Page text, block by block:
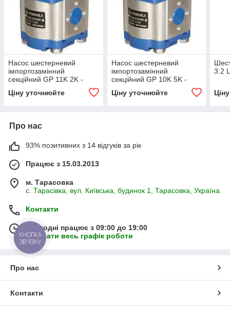
Насос шестерневий
імпортозамінний
секційний GP 11K 2K -
Ціну уточнюйте
Насос шестерневий
імпортозамінний
секційний GP 10K 5K -
Ціну уточнюйте
3.2
Про нас
93% позитивних з 14 відгуків за рік
Працює з 15.03.2013
м. Тарасовка
с. Тарасівка, вул. Київська, будинок 1, Тарасовка, Україна
Контакти
Сьогодні працює з 09:00 до 19:00
Показати весь графік роботи
Про нас
Контакти
КНОПКА
ЗВ'ЯЗКУ